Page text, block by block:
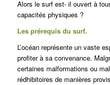
Alors le surf est- il ouvert à
capacités physiques ?
Les prérequis du surf.
L’océan représente un vaste
profiter à sa convenance.
certaines malformations ou
rédhibitoires de manières